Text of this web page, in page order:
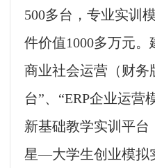
500多台，专业实训
件价值1000多万元。
商业社会运营（财务
台”、“ERP企业运营
新基础教学实训平台
星—大学生创业模拟